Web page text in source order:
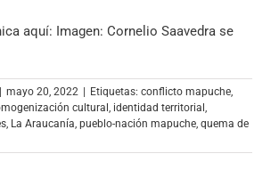
Archivo Sonoro
aquí: Imagen: Cornelio Saavedra se
| mayo 20, 2022 | Etiquetas: conflicto mapuche
cultural identidad territorial
La Araucanía pueblo-nación mapuche quema de